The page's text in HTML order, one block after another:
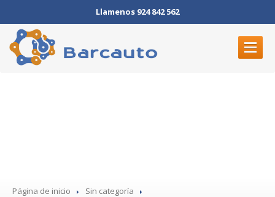
Llamenos 924 842 562
Página de inicio
Sin categoría